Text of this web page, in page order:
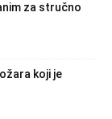
za stručno
koji je